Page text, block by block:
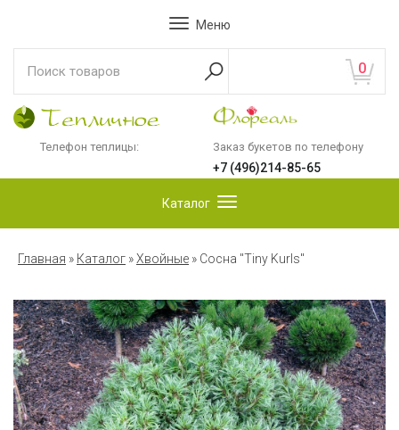
Меню
0
Телефон теплицы: Заказ букетов по телефону
+7 (496)214-85-65
Каталог
Главная » Каталог »Хвойные » Сосна "Tiny Kurls"